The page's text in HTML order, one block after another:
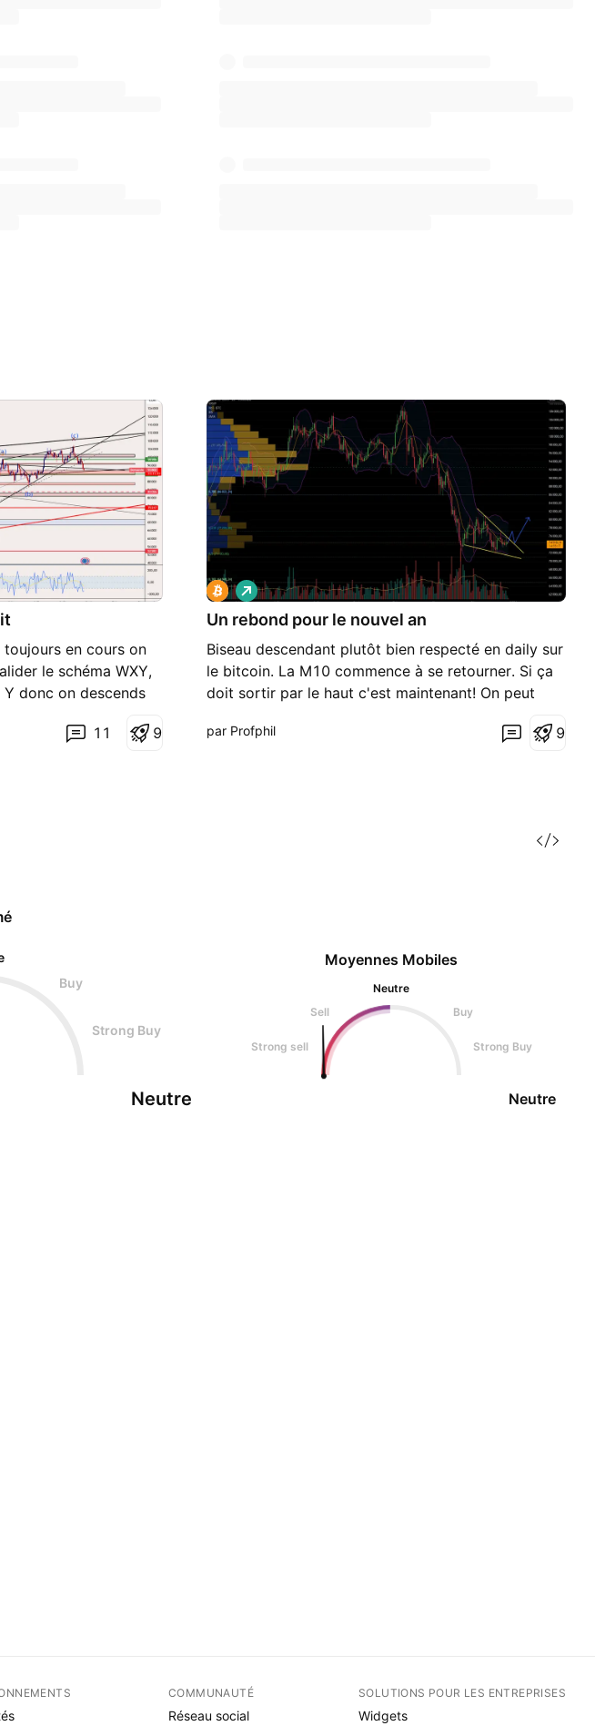
en cours on
le schéma WXY,
donc on descends
11 9
Un rebond pour le nouvel an
Biseau descendant plutôt bien respecté en daily sur
le bitcoin. La M10 commence à se retourner. Si ça
doit sortir par le haut c'est maintenant! On peut
L
o
n
par Profphil 9
Buy
Strong Buy
Neutre
Moyennes Mobiles
Neutre
Sell
Buy
Strong sell Strong Buy
Neutre
COMMUNAUTÉ
Réseau social
SOLUTIONS POUR LES ENTREPRISES
Widgets